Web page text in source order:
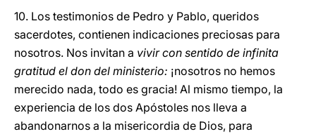
10. Los testimonios de Pedro y Pablo, queridos
sacerdotes, contienen indicaciones preciosas para
nosotros. Nos invitan a vivir con sentido de infinita
gratitud el don del ministerio: ¡nosotros no hemos
merecido nada, todo es gracia! Al mismo tiempo, la
experiencia de los dos Apóstoles nos lleva a
abandonarnos a la misericordia de Dios, para